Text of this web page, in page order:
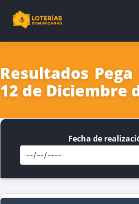
Resultados
12 de Diciembre
Fecha de